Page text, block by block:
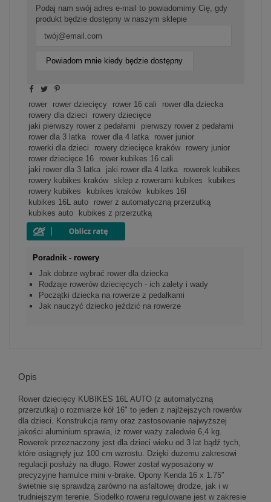
Podaj nam swój adres e-mail to powiadomimy Cię, gdy
produkt będzie dostępny w naszym sklepie
Powiadom mnie kiedy będzie dostępny
rower rower dziecięcy rower 16 cali
rower dla dziecka
rowery dla dzieci
rowery dziecięce
jaki pierwszy rower z pedałami
pierwszy rower z pedałami
rower dla 3 latka
rower dla 4 latka
rower junior
rowerki dla dzieci
rowery dziecięce kraków
rowery junior
rower dziecięce 16
rower kubikes 16 cali
jaki rower dla 3 latka
jaki rower dla 4 latka
rowerek kubikes
rowery kubikes kraków
sklep z rowerami kubikes
kubikes
rowery kubikes
kubikes kraków
kubikes 16l
kubikes 16L auto
rower z automatyczną przerzutką
kubikes auto
kubikes z przerzutką
Poradnik - rowery
Jak dobrze wybrać rower dla dziecka
Rodzaje rowerów dziecięcych - ich zalety i wady
Początki dziecka na rowerze z pedałkami
Jak nauczyć dziecko jeździć na rowerze
Opis
Rower dziecięcy KUBIKES 16L AUTO (z automatyczną
przerzutką) o rozmiarze kół 16" to jeden z najlżejszych rowerów
dla dzieci. Konstrukcja ramy oraz zastosowanie najwyższej
jakości aluminium sprawia, iż rower waży zaledwie 6,4 kg.
Rowerek przeznaczony jest dla dzieci wieku od 3 lat bądź tych,
które osiągnęły już 100 cm wzrostu. Dzięki dużemu zakresowi
regulacji posłuży na długo. Rower został wyposażony w
precyzyjne hamulce mini v-brake. Opony Kenda 16 x 1.75″
świetnie się sprawdzą zarówno na asfaltowej drodze, jak i w
trudniejszym terenie. Siodełko roweru regulowane jest w zakresie